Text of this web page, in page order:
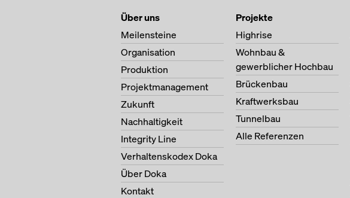
Über uns
Meilensteine
Organisation
Produktion
Projektmanagement
Zukunft
Nachhaltigkeit
Integrity Line
Verhaltenskodex Doka
Über Doka
Kontakt
Projekte
Highrise
Wohnbau &
gewerblicher Hochbau
Brückenbau
Kraftwerksbau
Tunnelbau
Alle Referenzen